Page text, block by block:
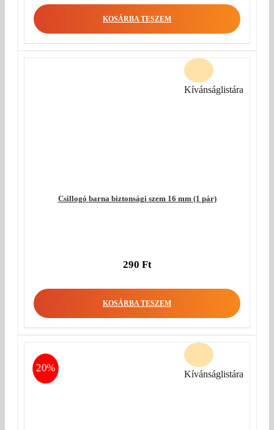
KOSÁRBA TESZEM
Csillogó barna biztonsági szem 16 mm (1 pár)
290 Ft
KOSÁRBA TESZEM
Kívánságlistára
20%
Kívánságlistára